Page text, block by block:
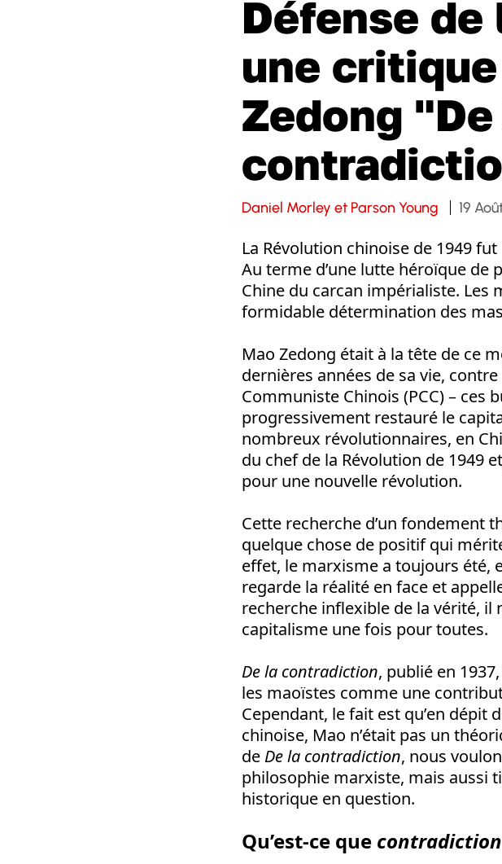
Défense
une
Zedong
Daniel Morley et Parson Young 19
La Révolution chinoise de 1949
Au terme d’une lutte héroïque de
Chine du carcan impérialiste.
formidable détermination des
Mao Zedong était à la tête de ce
dernières années de sa vie,
Communiste Chinois (PCC) – ces
progressivement restauré le
nombreux révolutionnaires, en
du chef de la Révolution de 1949
pour une nouvelle révolution.
Cette recherche d’un fondement
quelque chose de positif qui
effet, le marxisme a toujours été,
regarde la réalité en face et
recherche inflexible de la vérité, il
capitalisme une fois pour toutes.
De la contradiction, publié en
les maoïstes comme une
Cependant, le fait est qu’en
chinoise, Mao n’était pas un
de De la contradiction, nous
philosophie marxiste, mais aussi
historique en question.
Qu’est-ce que contradiction